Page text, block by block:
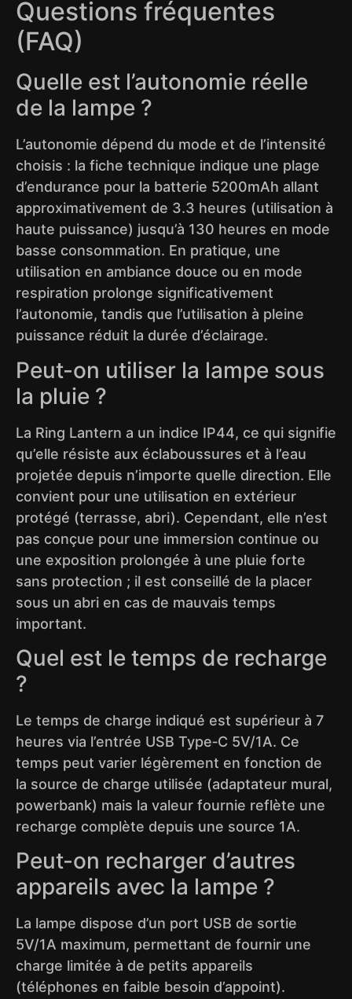
Questions fréquentes
(FAQ)
Quelle est l’autonomie réelle
de la lampe ?
L’autonomie dépend du mode et de l’intensité
choisis : la fiche technique indique une plage
d’endurance pour la batterie 5200mAh allant
approximativement de 3.3 heures (utilisation à
haute puissance) jusqu’à 130 heures en mode
basse consommation. En pratique, une
utilisation en ambiance douce ou en mode
respiration prolonge significativement
l’autonomie, tandis que l’utilisation à pleine
puissance réduit la durée d’éclairage.
Peut-on utiliser la lampe sous
la pluie ?
La Ring Lantern a un indice IP44, ce qui signifie
qu’elle résiste aux éclaboussures et à l’eau
projetée depuis n’importe quelle direction. Elle
convient pour une utilisation en extérieur
protégé (terrasse, abri). Cependant, elle n’est
pas conçue pour une immersion continue ou
une exposition prolongée à une pluie forte
sans protection ; il est conseillé de la placer
sous un abri en cas de mauvais temps
important.
Quel est le temps de recharge
?
Le temps de charge indiqué est supérieur à 7
heures via l’entrée USB Type‑C 5V/1A. Ce
temps peut varier légèrement en fonction de
la source de charge utilisée (adaptateur mural,
powerbank) mais la valeur fournie reflète une
recharge complète depuis une source 1A.
Peut-on recharger d’autres
appareils avec la lampe ?
La lampe dispose d’un port USB de sortie
5V/1A maximum, permettant de fournir une
charge limitée à de petits appareils
(téléphones en faible besoin d’appoint).